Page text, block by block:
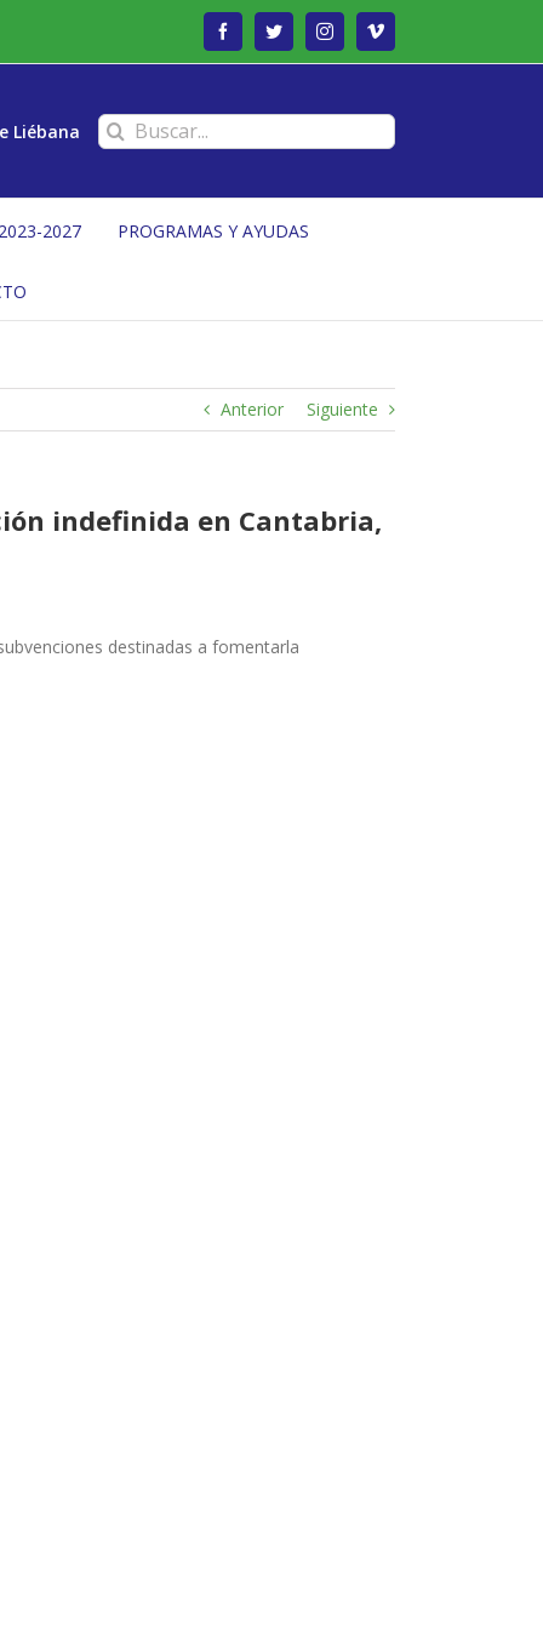
FacebookTwitterInstagramVimeo
Liébana Buscar:
2027 PROGRAMAS Y AYUDAS
Anterior Siguiente
indefinida en Cantabria,
destinadas a fomentarla